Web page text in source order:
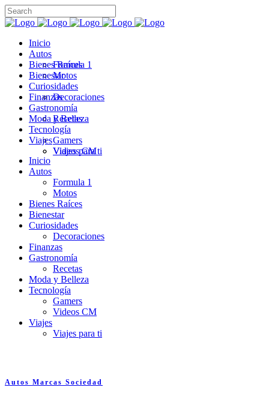
Inicio
Autos
Formula 1
Motos
Bienes Raíces
Bienestar
Curiosidades
Decoraciones
Finanzas
Gastronomía
Recetas
Moda y Belleza
Tecnología
Gamers
Videos CM
Viajes
Viajes para ti
Inicio
Autos
Formula 1
Motos
Bienes Raíces
Bienestar
Curiosidades
Decoraciones
Finanzas
Gastronomía
Recetas
Moda y Belleza
Tecnología
Gamers
Videos CM
Viajes
Viajes para ti
Autos Marcas Sociedad